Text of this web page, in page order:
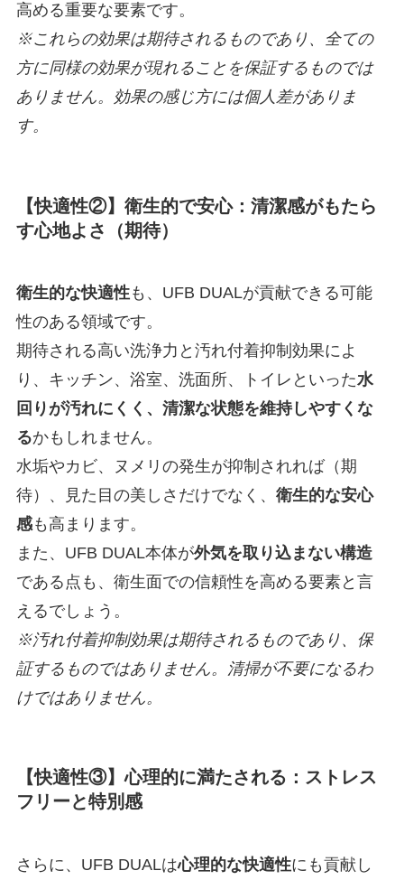
高める重要な要素です。
※これらの効果は期待されるものであり、全ての
方に同様の効果が現れることを保証するものでは
ありません。効果の感じ方には個人差がありま
す。
【快適性②】 衛生的で安心：清潔感がもたら
す心地よさ（期待）
衛生的な快適性も、UFB DUALが貢献できる可能
性のある領域です。
期待される高い洗浄力と汚れ付着抑制効果によ
り、キッチン、浴室、洗面所、トイレといった水
回りが汚れにくく、清潔な状態を維持しやすくな
るかもしれません。
水垢やカビ、ヌメリの発生が抑制されれば（期
待）、見た目の美しさだけでなく、 衛生的な安心
感も高まります。
また、UFB DUAL本体が外気を取り込まない構造
である点も、衛生面での信頼性を高める要素と言
えるでしょう。
※汚れ付着抑制効果は期待されるものであり、保
証するものではありません。清掃が不要になるわ
けではありません。
【快適性③】心理的に満たされる：ストレス
フリーと特別感
さらに、UFB DUALは心理的な快適性にも貢献し